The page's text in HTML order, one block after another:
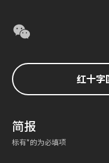
红十字
简报
标有*的为必填项